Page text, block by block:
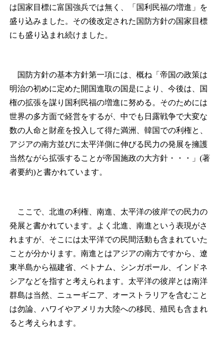
は国家目標に富国強兵では無く、「国利民福の増進」を
盛り込みました。その後改定された国防方針の国家目標
にも盛り込まれ続けました。
国防方針の基本方針第一項には、概ね「帝国の政策は
明治の初めに定めた開国進取の国是により、今後は、国
権の拡張を謀り国利民福の増進に努める。そのためには
世界の多方面で経営をするが、中でも日露戦争で大変な
数の人命と財産を投入して得た満洲、韓国での利権と、
アジアの南方並びに太平洋側に伸びる民力の発展を擁護
当然ながら拡張することが帝国施政の大方針・・・」(著
者要約)と書かれています。
ここで、北進の利権、南進、太平洋の彼岸での民力の
発展と書かれています。よく北進、南進という表現がさ
れますが、そこには太平洋での民間活動も含まれていた
ことが分かります。南進とはアジアの南方ですから、遼
東半島から福建省、ベトナム、シンガポール、インドネ
シアなどを指すと考えられます。太平洋の彼岸とは南洋
群島は当然、ニューギニア、オーストラリアを含むこと
は勿論、ハワイやアメリカ大陸への移民、殖民も含まれ
ると考えられます。